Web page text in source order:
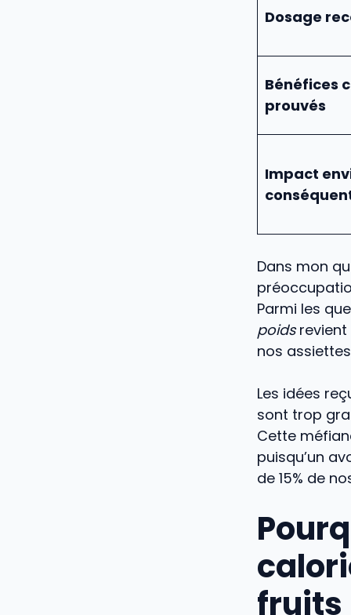
Dosage
Bénéfices
prouvés
Impact
Dans mon
Parmi les
poidsrevient
nos
Les idées
sont trop
Cette
puisqu’un
de 15% de
fruits